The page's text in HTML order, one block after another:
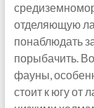
отделяющую
понаблюдать
порыбачить.
фауны,
стоит к югу от